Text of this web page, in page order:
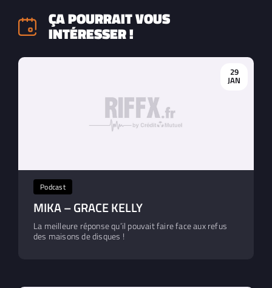
ÇA POURRAIT VOUS
INTÉRESSER !
29
JAN
Podcast
MIKA – GRACE KELLY
La meilleure réponse qu’il pouvait faire face aux refus
des maisons de disques !